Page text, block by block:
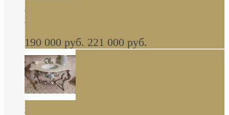
Decorated Bathroom раковина овальная
встраиваемая для ванной с рисунком синяя
роза В НАЛИЧИИ
190 000 руб. 221 000 руб.